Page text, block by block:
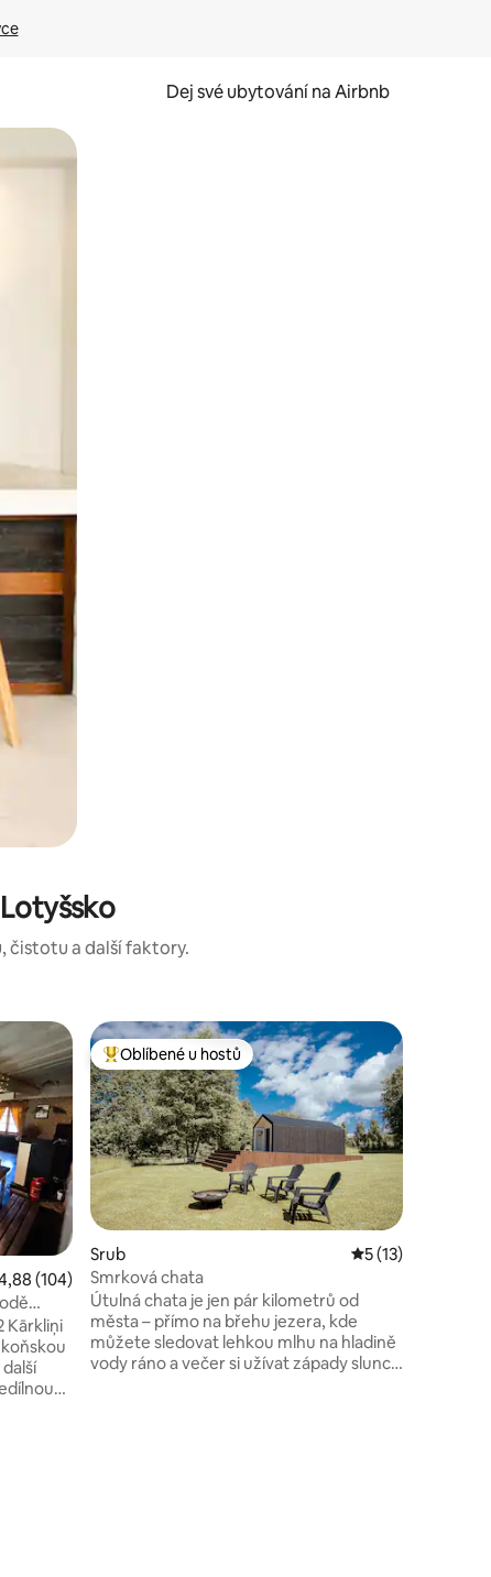
Dej své ubytování na Airbnb
čistotu a další faktory.
hodnocení 4,88 z 5, 104 hodnocení
(104)
Nejlepší v kategorii Oblíbené u hostů
Oblíbené u hostů
Srub Průměrné
5 (13)
Smrková chata
Útulná chata je jen pár kilometrů od
města – přímo na břehu jezera, kde
můžete sledovat lehkou mlhu na hladině
vody ráno a večer si užívat západy slunce